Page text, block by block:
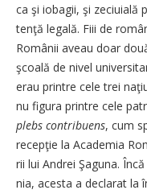
ca şi iobagii, şi
tenţă legală. Fiii de
Ro­mânii aveau doar
şcoală de nivel
erau printre cele trei
nu figura printre cele
plebs contribuens, cum
recepţie la Academia
rii lui Andrei Şaguna.
nia, acesta a declarat la